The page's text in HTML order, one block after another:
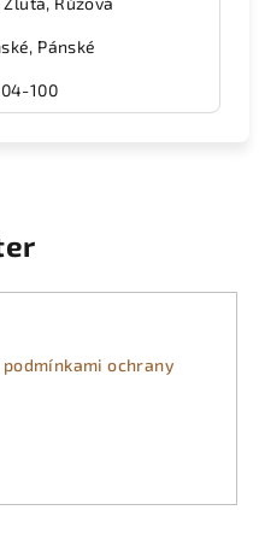
Pánské
100
podmínkami ochrany